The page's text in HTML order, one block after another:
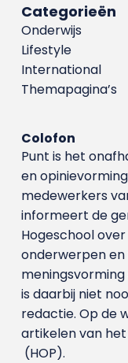
Categorieën
Onderwijs
Lifestyle
International
Themapagina’s
Colofon
Punt is het
en
medewerkers
informeert de
Hogeschool
onderwerpen
is daarbij niet
redactie. Op de
artikelen van het
(HOP).